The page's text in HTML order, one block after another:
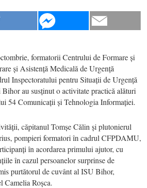
formatorii Centrului de Formare și
și Asistență Medicală de Urgență
Inspectoratului pentru Situații de Urgență
au susținut o activitate practică alături
54 Comunicații și Tehnologia Informației.
căpitanul Tomșe Călin și plutonierul
pompieri formatori în cadrul CFPDAMU,
în acordarea primului ajutor, cu
în cazul persoanelor surprinse de
purtătorul de cuvânt al ISU Bihor,
Camelia Roșca.